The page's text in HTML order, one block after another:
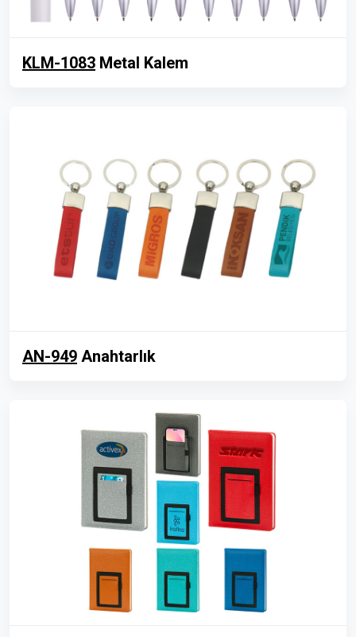
KLM-1083 Metal Kalem
AN-949 Anahtarlık